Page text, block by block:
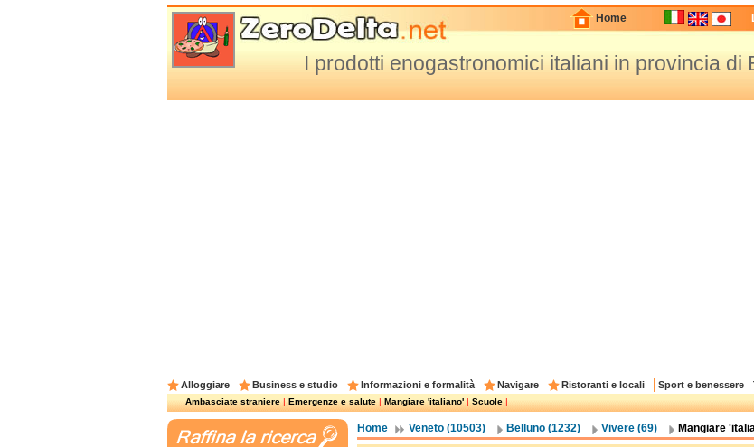
Home
I prodotti enogastronomici italiani in provincia di
Alloggiare Business e studio Informazioni e formalità Navigare Ristoranti e locali Sport e benessere
Ambasciate straniere|Emergenze e salute|Mangiare 'italiano'|Scuole|
Home Veneto (10503) Belluno (1232) Vivere (69) Mangiare